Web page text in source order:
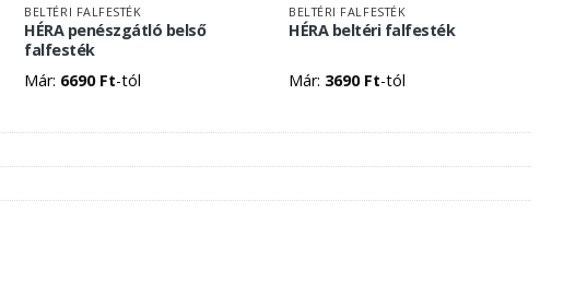
BELTÉRI FALFESTÉK
HÉRA penészgátló belső
falfesték
Már: 6690 Ft-tól
BELTÉRI FALFESTÉK
HÉRA beltéri falfesték
Már: 3690 Ft-tól